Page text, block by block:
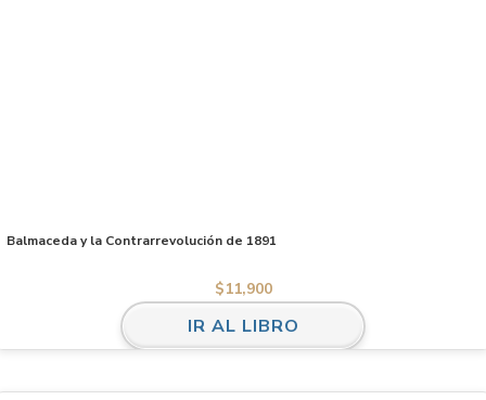
Balmaceda y la Contrarrevolución de 1891
$11,900
IR AL LIBRO